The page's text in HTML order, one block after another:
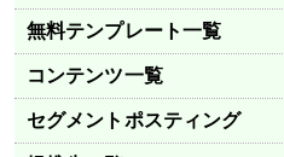
無料テンプレート一覧
コンテンツ一覧
セグメントポスティング